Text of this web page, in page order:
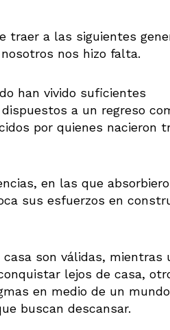
traer a las siguientes
nos hizo falta.
han vivido suficientes
a un regreso
por quienes nacieron
en las que
sus esfuerzos en
son válidas, mientras
lejos de casa,
en medio de un mundo
buscan descansar.